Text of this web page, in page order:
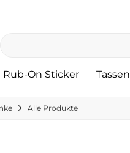
Rub-On Sticker Tassen
Alle Produkte